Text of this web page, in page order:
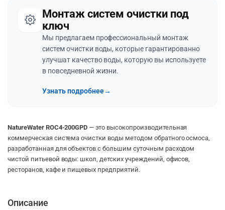
Монтаж систем очистки под
ключ
Мы предлагаем профессиональный монтаж
систем очистки воды, которые гарантированно
улучшат качество воды, которую вы используете
в повседневной жизни.
Узнать подробнее→
NatureWater ROC4-200GPD — это высокопроизводительная
коммерческая система очистки воды методом обратного осмоса,
разработанная для объектов с большим суточным расходом
чистой питьевой воды: школ, детских учреждений, офисов,
ресторанов, кафе и пищевых предприятий.
Описание